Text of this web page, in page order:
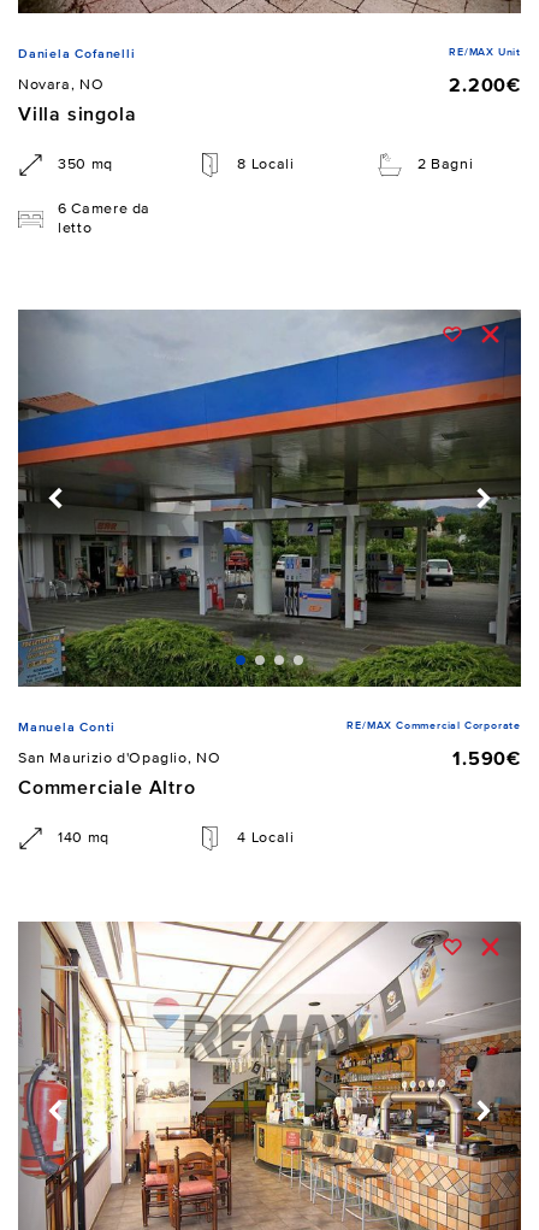
Daniela Cofanelli RE/MAX Unit
Novara, NO
2.200€
Villa singola
350 mq 8 Locali 2 Bagni
6 Camere da
letto
Manuela Conti RE/MAX Commercial Corporate
San Maurizio d'Opaglio, NO
1.590€
Commerciale Altro
140 mq 4 Locali